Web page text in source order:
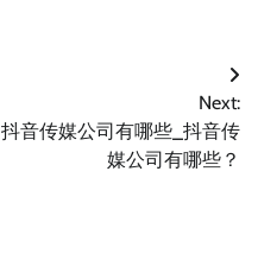
Next:
抖音传媒公司有哪些_抖音传
媒公司有哪些？